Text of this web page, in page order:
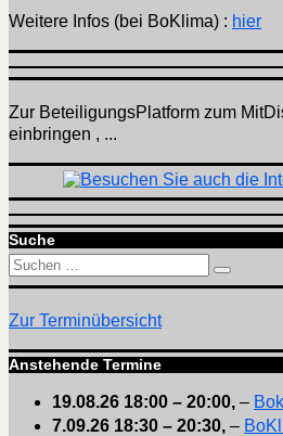
Weitere Infos (bei BoKlima) : hier
Zur BeteiligungsPlatform zum
einbringen , ...
Suche
Suchen
nach:
Suchen
Zur Terminübersicht
Anstehende Termine
19.08.26 18:00 – 20:00, –
7.09.26 18:30 – 20:30, –